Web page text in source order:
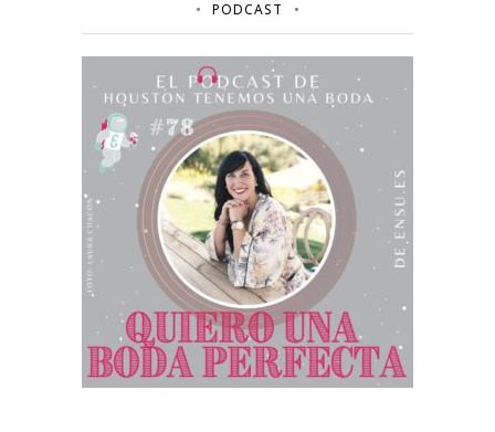
PODCAST